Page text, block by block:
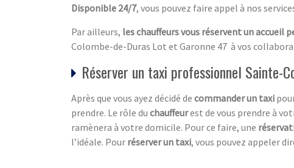
Disponible 24/7, vous pouvez faire appel à nos
Par ailleurs, les chauffeurs vous réservent un accueil
Colombe-de-Duras Lot et Garonne 47 à vos
Réserver un taxi professionnel Sainte-
Après que vous ayez décidé de commander un taxi
prendre. Le rôle du chauffeurest de vous prendre à
ramènera à votre domicile. Pour ce faire, une
l’idéale. Pour réserver un taxi, vous pouvez appeler